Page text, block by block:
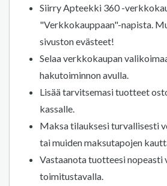
Siirry Apteekki 360 -
"Verkkokauppaan"-napista.
sivuston evästeet!
Selaa verkkokaupan
hakutoiminnon avulla.
Lisää tarvitsemasi tuotteet
kassalle.
Maksa tilauksesi turvallisesti
tai muiden maksutapojen
Vastaanota tuotteesi nopeasti
toimitustavalla.